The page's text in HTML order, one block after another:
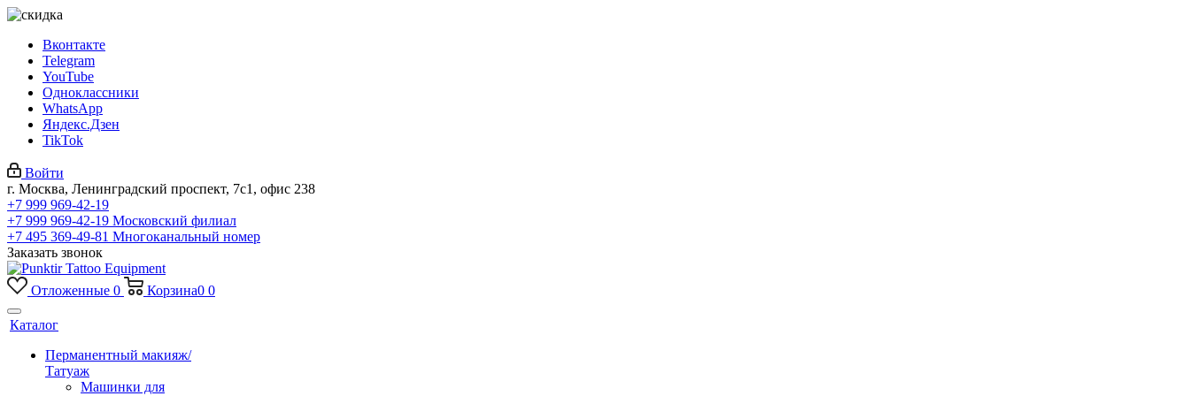
Вконтакте
Telegram
YouTube
Одноклассники
WhatsApp
Яндекс.Дзен
TikTok
Войти
г. Москва, Ленинградский проспект, 7с1, офис 238
+7 999 969-42-19
+7 999 969-42-19 Московский филиал
+7 495 369-49-81 Многоканальный номер
Заказать звонок
Отложенные 0 Корзина0 0
Каталог
Перманентный макияж/
Татуаж
Машинки для